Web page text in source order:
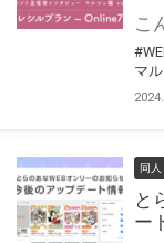
マ
同人
と
ー